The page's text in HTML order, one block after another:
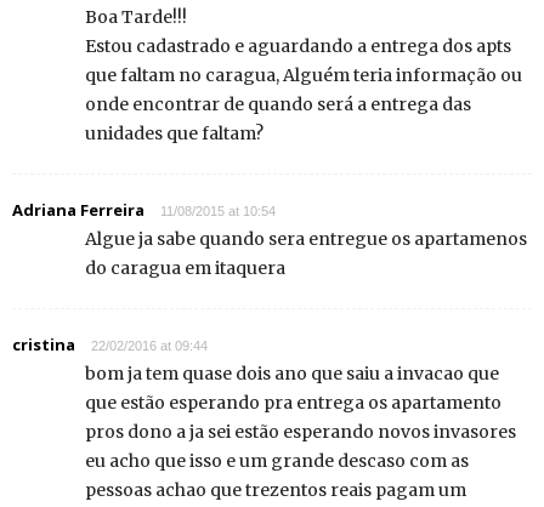
Boa Tarde!!!
Estou cadastrado e aguardando a entrega dos apts
que faltam no caragua, Alguém teria informação ou
onde encontrar de quando será a entrega das
unidades que faltam?
Adriana Ferreira 11/08/2015 at 10:54
Algue ja sabe quando sera entregue os apartamenos
do caragua em itaquera
cristina 22/02/2016 at 09:44
bom ja tem quase dois ano que saiu a invacao que
que estão esperando pra entrega os apartamento
pros dono a ja sei estão esperando novos invasores
eu acho que isso e um grande descaso com as
pessoas achao que trezentos reais pagam um